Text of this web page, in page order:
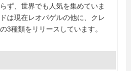
ず、世界でも人気を集めていま
は現在レオパゲルの他に、クレ
3種類をリリースしています。